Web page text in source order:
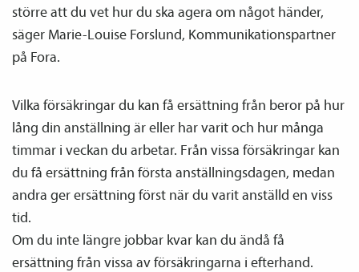
större att du vet hur du ska agera om något händer,
säger Marie-Louise Forslund, Kommunikations­partner
på Fora.
Vilka försäkringar du kan få ersättning från beror på hur
lång din anställning är eller har varit och hur många
timmar i veckan du arbetar. Från vissa försäkringar kan
du få ersättning från första anställnings­dagen, medan
andra ger ersättning först när du varit anställd en viss
tid.
Om du inte längre jobbar kvar kan du ändå få
ersättning från vissa av försäkringarna i efterhand.